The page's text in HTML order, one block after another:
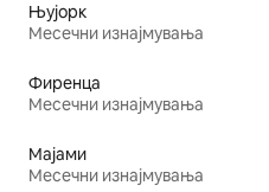
Њујорк
Месечни изнајмувања
Фиренца
Месечни изнајмувања
Мајами
Месечни изнајмувања